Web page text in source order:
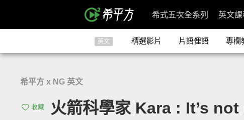
希式五次全系列 英文課
英文 精選影片 片語俚語 專欄
希平方 x NG 英文
收藏 火箭科學家 Kara : It’s